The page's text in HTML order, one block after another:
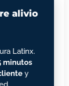
alivio
Latinx.
minutos
y